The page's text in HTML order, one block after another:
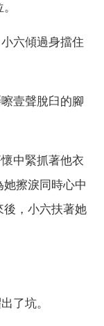
六傾過身擋住
壹聲脫臼的腳
中緊抓著他衣
擦淚同時心中
後，小六扶著她
了坑。